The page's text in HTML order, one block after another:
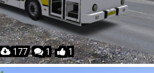
177 · 1 · 1